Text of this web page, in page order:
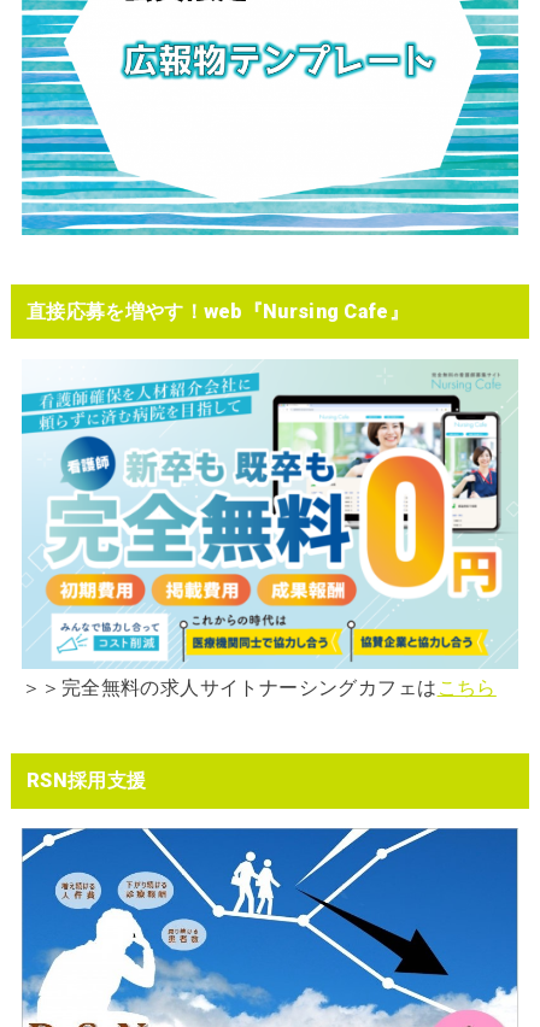
直接応募を増やす！web『Nursing Cafe』
＞＞完全無料の求人サイトナーシングカフェはこちら
RSN採用支援